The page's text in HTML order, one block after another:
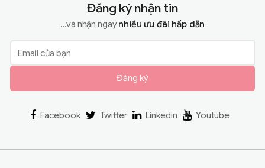
Đăng ký nhận tin
...và nhận ngaynhiều ưu đãi hấp dẫn
Đăng ký
Facebook Twitter Linkedin Youtube